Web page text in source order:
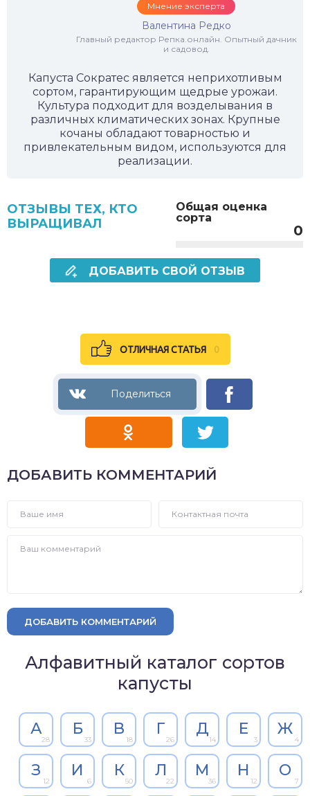
Мнение эксперта
Валентина Редко
Главный редактор Репка.онлайн. Опытный дачник
и садовод.
Капуста Сократес является неприхотливым
сортом, гарантирующим щедрые урожаи.
Культура подходит для возделывания в
различных климатических зонах. Крупные
кочаны обладают товарностью и
привлекательным видом, используются для
реализации.
Общая оценка
сорта
0
ОТЗЫВЫ ТЕХ, КТО
ВЫРАЩИВАЛ
ДОБАВИТЬ СВОЙ ОТЗЫВ
ОТЛИЧНАЯ СТАТЬЯ 0
ДОБАВИТЬ КОММЕНТАРИЙ
ДОБАВИТЬ КОММЕНТАРИЙ
Алфавитный каталог сортов
капусты
А
28
Б
33
В
18
Г
26
Д
14
Е
3
Ж
4
З
12
И
6
К
50
Л
22
М
36
Н
12
О
7